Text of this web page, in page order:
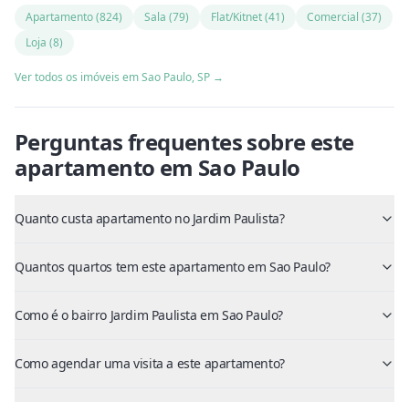
Apartamento(824) Sala (79) Flat/Kitnet(41) Comercial (37)
Loja (8)
Ver todos os imóveis emSao Paulo,SP →
Perguntas frequentes sobre este
apartamento em Sao Paulo
Quanto custa apartamento no Jardim Paulista?
Quantos quartos tem este apartamento em Sao Paulo?
Como é o bairro Jardim Paulista em Sao Paulo?
Como agendar uma visita a este apartamento?